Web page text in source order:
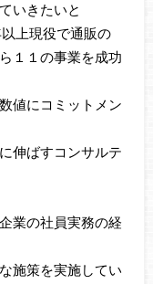
いきたいと
上現役で通販の
１１の事業を成功
値にコミットメン
伸ばすコンサルテ
業の社員実務の経
施策を実施してい